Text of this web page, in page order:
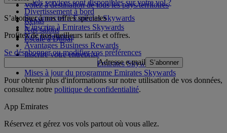
Volez à destination de tous les pays/territoires
Quels services sont disponibles sur votre vol ?
Divertissement à bord
Repas
Nos salons
Escale à Dubai
Se connecter à Emirates Skywards
S’inscrire à Emirates Skywards
Nos partenaires
Avantages Business Rewards
Inscrire votre entreprise
Règles du programme Emirates Skywards
Mises à jour du programme Emirates Skywards
S’abonner à nos offres spéciales
Profitez de nos meilleurs tarifs et offres.
Se désabonner ou modifier vos préférences
Adresse e-mail S’abonner
Pour obtenir plus d'informations sur notre utilisation de vos données,
consultez notre politique de confidentialité.
App Emirates
Réservez et gérez vos vols partout où vous allez.